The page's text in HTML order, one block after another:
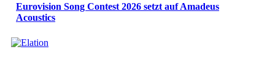
Eurovision Song Contest 2026 setzt auf Amadeus
Acoustics